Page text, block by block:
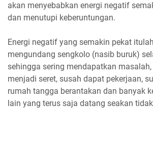
akan menyebabkan energi negatif
dan menutupi keberuntungan.
Energi negatif yang semakin pekat
mengundang sengkolo (nasib buruk)
sehingga sering mendapatkan
menjadi seret, susah dapat pekerjaan,
rumah tangga berantakan dan banyak
lain yang terus saja datang seakan